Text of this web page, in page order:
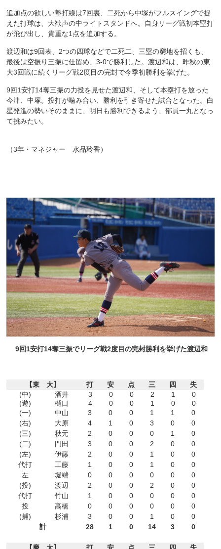
追加点の欲しい塾打線は7回裏、二死から中塚がフルスイングで捉
えた打球は、大歓声の中ライトスタンドへ。自身リーグ戦初本塁打
が飛び出し、貴重な1点を追加する。
渡辺和は9回表、2つの四球などで二死二、三塁の窮地を招くも、
最後は空振り三振に仕留め、3-0で勝利した。渡辺和は、昨秋の東
大3回戦に続くリーグ戦2度目の完封で今季初勝利を挙げた。
9回1安打14奪三振の力投を見せた渡辺和、そして本塁打を放った
今津、中塚。投打が噛み合い、勝利を引き寄せた試合となった。白
星発進の勢いそのままに、明日も勝利できるよう、部員一丸となっ
て挑みたい。
（3年・マネジャー 水品玲香）
9回1安打14奪三振でリーグ戦2度目の完封勝利を挙げた渡辺和
【東 大】 打 安 点 三 四
失
(中)
酒井 3 0 0 2 1
0
(遊)
樋口 4 0 0 1 0
0
(一)
中山 3 0 0 1 1
0
(右)
大原 4 1 0 3 0
0
(三)
秋元 2 0 0 0 1
0
(二)
門田 3 0 0 2 0
0
(左)
伊藤 2 0 0 1 0
0
代打
工藤 1 0 0 1 0
0
左
堀端 0 0 0 0 0
0
(投)
渡辺 2 0 0 2 0
0
代打
竹山 1 0 0 0 0
0
投
高橋 0 0 0 0 0
0
(捕)
杉浦 3 0 0 1 0
0
計
28 1 0 14 3 0